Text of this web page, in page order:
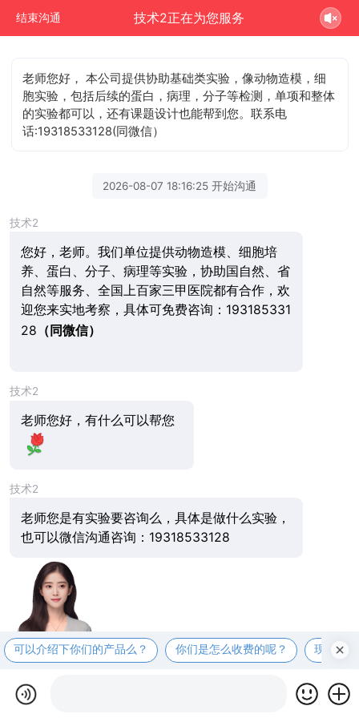
结束沟通 技术2正在为您服务
老师您好， 本公司提供协助基础类实验，像动物造模，细
胞实验，包括后续的蛋白，病理，分子等检测，单项和整体
的实验都可以，还有课题设计也能帮到您。联系电
话:19318533128(同微信）
2026-08-07 18:16:25 开始沟通
技术2
您好，老师。我们单位提供动物造模、细胞培
养、蛋白、分子、病理等实验，协助国自然、省
自然等服务、全国上百家三甲医院都有合作，欢
迎您来实地考察，具体可免费咨询：193185331
28 （同微信）
技术2
老师您好，有什么可以帮您
技术2
老师您是有实验要咨询么，具体是做什么实验，
也可以微信沟通咨询：19318533128
可以介绍下你们的产品么？ 你们是怎么收费的呢？ 现在有